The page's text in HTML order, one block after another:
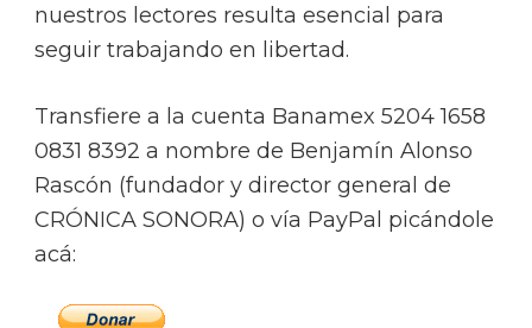
nuestros lectores resulta esencial para
seguir trabajando en libertad.
Transfiere a la cuenta Banamex 5204 1658
0831 8392 a nombre de Benjamín Alonso
Rascón (fundador y director general de
CRÓNICA SONORA) o vía PayPal picándole
acá: